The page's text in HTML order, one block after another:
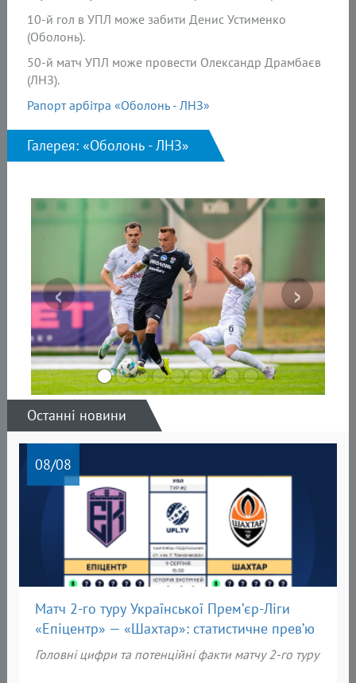
10-й гол в УПЛ може забити Денис Устименко
(Оболонь).
50-й матч УПЛ може провести Олександр Драмбаєв
(ЛНЗ).
Рапорт арбітра «Оболонь - ЛНЗ»
Галерея: «Оболонь - ЛНЗ»
‹ ›
Останні новини
08/08
Матч 2-го туру Української Прем’єр-Ліги
«Епіцентр» — «Шахтар»: статистичне прев’ю
Головні цифри та потенційні факти матчу 2-го туру